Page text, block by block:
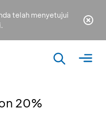
telah menyetujui
20%